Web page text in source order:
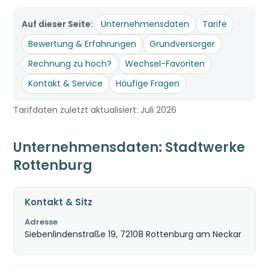
Auf dieser Seite: Unternehmensdaten
Tarife
Bewertung & Erfahrungen
Grundversorger
Rechnung zu hoch?
Wechsel-Favoriten
Kontakt & Service
Häufige Fragen
Tarifdaten zuletzt aktualisiert: Juli 2026
Unternehmensdaten: Stadtwerke
Rottenburg
Kontakt & Sitz
Adresse
Siebenlindenstraße 19, 72108 Rottenburg am Neckar